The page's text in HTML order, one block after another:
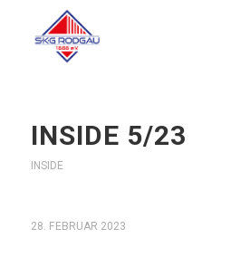
INSIDE 5/23
INSIDE
28. FEBRUAR 2023